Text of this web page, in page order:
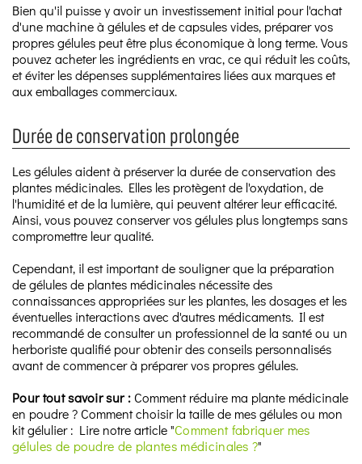
Bien qu'il puisse y avoir un investissement initial pour l'achat
d'une machine à gélules et de capsules vides, préparer vos
propres gélules peut être plus économique à long terme. Vous
pouvez acheter les ingrédients en vrac, ce qui réduit les coûts,
et éviter les dépenses supplémentaires liées aux marques et
aux emballages commerciaux.
Durée de conservation prolongée
Les gélules aident à préserver la durée de conservation des
plantes médicinales. Elles les protègent de l'oxydation, de
l'humidité et de la lumière, qui peuvent altérer leur efficacité.
Ainsi, vous pouvez conserver vos gélules plus longtemps sans
compromettre leur qualité.
Cependant, il est important de souligner que la préparation
de gélules de plantes médicinales nécessite des
connaissances appropriées sur les plantes, les dosages et les
éventuelles interactions avec d'autres médicaments. Il est
recommandé de consulter un professionnel de la santé ou un
herboriste qualifié pour obtenir des conseils personnalisés
avant de commencer à préparer vos propres gélules.
Pour tout savoir sur :Comment réduire ma plante médicinale
en poudre ? Comment choisir la taille de mes gélules ou mon
kit gélulier : Lire notre article "Comment fabriquer mes
gélules de poudre de plantes médicinales ?"